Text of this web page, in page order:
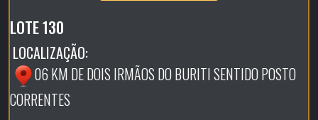
LOTE 130
LOCALIZAÇÃO:
06 KM DE DOIS IRMÃOS DO BURITI SENTIDO POSTO
CORRENTES